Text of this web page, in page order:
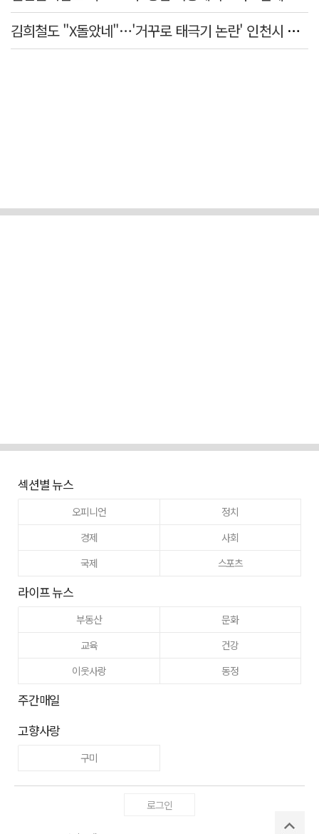
김희철도 "X돌았네"…'거꾸로 태극기 논란' 인천시 현수막, 이틀 만에 철거
섹션별 뉴스
오피니언
정치
경제
사회
국제
스포츠
라이프 뉴스
부동산
문화
교육
건강
이웃사랑
동정
주간매일
고향사랑
구미
로그인